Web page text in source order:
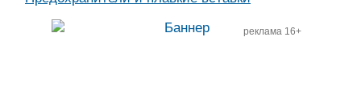
реклама 16+